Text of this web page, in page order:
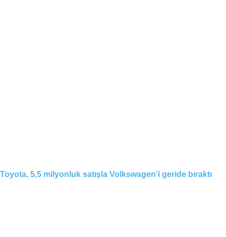
Toyota, 5,5 milyonluk satışla Volkswagen’i geride bıraktı